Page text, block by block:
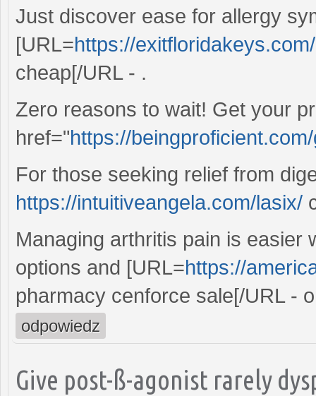
Just discover ease for allergy
[URL=https://
cheap[/URL - .
Zero reasons to wait! Get your
href="https://
For those seeking relief from
https://intuitiveangela.com/lasix/
Managing arthritis pain is easier
options and [URL=https://
pharmacy cenforce sale[/URL -
odpowiedz
Give post-ß-agonist rarely